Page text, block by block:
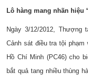
Lô hàng mang nhãn hiệu
Ngày 3/12/2012,
Cảnh sát điều tra tội
Hồ Chí Minh (PC46) cho
bắt quả tang nhiều thùng